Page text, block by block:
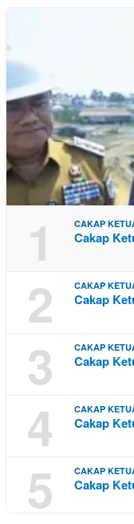
1 CAKAP
Cakap
2 CAKAP
Cakap
3 CAKAP
Cakap
4 CAKAP
Cakap
5 CAKAP
Cakap